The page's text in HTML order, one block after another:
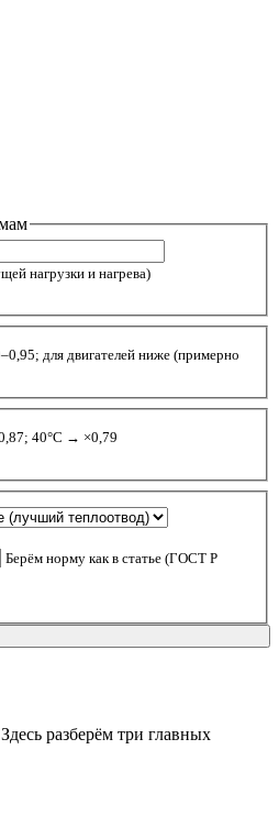
нагрузки и нагрева)
для двигателей ниже (примерно
40°C → ×0,79
Берём норму как в статье (ГОСТ Р
разберём три главных